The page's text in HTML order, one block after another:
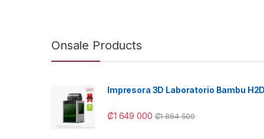
Onsale Products
Impresora 3D Laboratorio Bambu
₡1 649 000 ₡1 864 500